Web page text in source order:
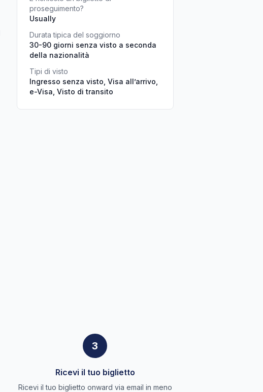
proseguimento?
Usually
Durata tipica del soggiorno
30-90 giorni senza visto a seconda
della nazionalità
Tipi di visto
Ingresso senza visto, Visa all’arrivo,
e-Visa, Visto di transito
3
Ricevi il tuo biglietto
Ricevi il tuo biglietto onward via email in meno